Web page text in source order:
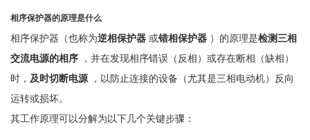
相序保护器的原理是什么
相序保护器（也称为逆相保护器 或错相保护器 ）的原理是检测三相
交流电源的相序
，并在发现相序错误（反相）或存在断相（缺相）
时， 及时切断电源
，以防止连接的设备（尤其是三相电动机）反向
运转或损坏。
其工作原理可以分解为以下几个关键步骤：